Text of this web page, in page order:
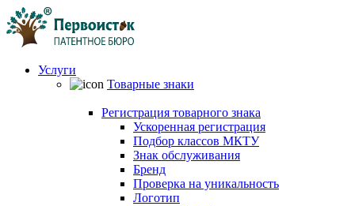
Услуги
Товарные знаки
Регистрация товарного знака
Ускоренная регистрация
Подбор классов МКТУ
Знак обслуживания
Бренд
Проверка на уникальность
Логотип